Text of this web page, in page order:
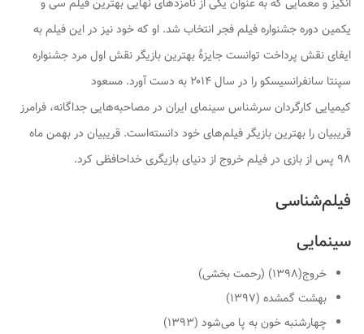
انگیز و معمایی که به عنوان یکی از نامزدهای نهایی بهترین فیلم سی و
یکمین دوره جشنواره فیلم فجر انتخاب شد. او که خود نیز در این فیلم به
ایفای نقش پرداخت توانست جایزهٔ بهترین بازیگر نقش اول مرد جشنواره
سپنتا سانفرانسیسکو را در سال ۲۰۱۴ به دست آورد. مسعود
کیمیایی کارگردان سرشناس سینمای ایران در مصاحبه‌هایی جداگانه، فرامرز
قریبیان را بهترین بازیگر فیلم‌های خود دانسته‌است. قریبیان در بهمن ماه
۹۸ پس از بازی در فیلم خروج از دنیای بازیگری خداحافظی کرد.
فیلم‌شناسی
سینمایی
خروج(۱۳۹۸) (رحمت بخشی)
بهشت گمشده (۱۳۹۷)
چهارشنبه خون به پا می‌شود (۱۳۹۳)